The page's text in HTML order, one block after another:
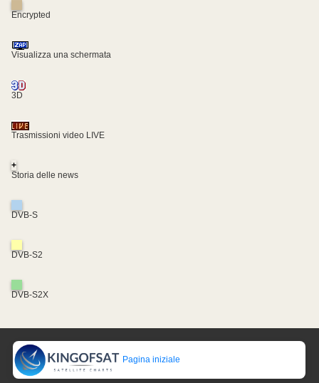
Encrypted
Visualizza una schermata
3D
Trasmissioni video LIVE
+
Storia delle news
DVB-S
DVB-S2
DVB-S2X
Pagina iniziale